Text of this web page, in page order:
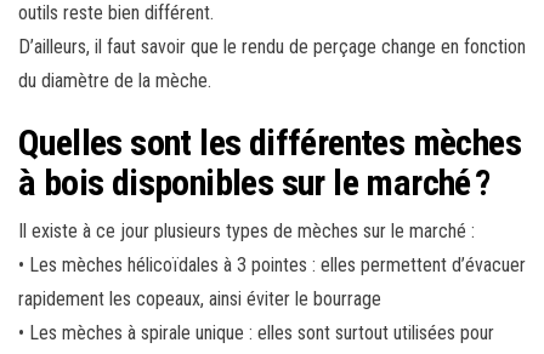
outils reste bien différent.
D’ailleurs, il faut savoir que le rendu de perçage change en fonction
du diamètre de la mèche.
Quelles sont les différentes mèches
à bois disponibles sur le marché ?
Il existe à ce jour plusieurs types de mèches sur le marché :
• Les mèches hélicoïdales à 3 pointes : elles permettent d’évacuer
rapidement les copeaux, ainsi éviter le bourrage
• Les mèches à spirale unique : elles sont surtout utilisées pour